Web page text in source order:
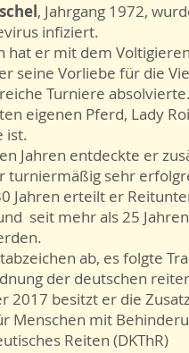
, Jahrgang 1972,
infiziert.
hat er mit dem
seine Vorliebe für die
Turniere
eigenen Pferd, Lady
ist.
Jahren entdeckte er
turniermäßig sehr
Jahren erteilt er
seit mehr als 25
ab, es folgte
der deutschen
2017 besitzt er die
Menschen mit
Reiten (DKThR)